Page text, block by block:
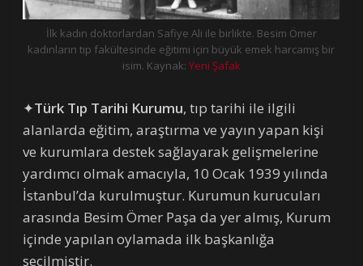
İlk kadın doktorlardan Safiye Ali ile birlikte. Besim Ömer
kadınların tıp fakültesinde eğitimi için büyük emek harcamış bir
isim. Kaynak: Yeni Şafak
✦Türk Tıp Tarihi Kurumu, tıp tarihi ile ilgili
alanlarda eğitim, araştırma ve yayın yapan kişi
ve kurumlara destek sağlayarak gelişmelerine
yardımcı olmak amacıyla, 10 Ocak 1939 yılında
İstanbul’da kurulmuştur. Kurumun kurucuları
arasında Besim Ömer Paşa da yer almış, Kurum
içinde yapılan oylamada ilk başkanlığa
seçilmiştir.